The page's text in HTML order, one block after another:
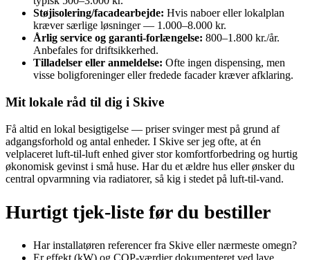
Støjisolering/facadearbejde: Hvis naboer eller lokalplan
kræver særlige løsninger — 1.000–8.000 kr.
Årlig service og garanti‑forlængelse: 800–1.800 kr./år.
Anbefales for driftsikkerhed.
Tilladelser eller anmeldelse: Ofte ingen dispensing, men
visse boligforeninger eller fredede facader kræver afklaring.
Mit lokale råd til dig i Skive
Få altid en lokal besigtigelse — priser svinger mest på grund af
adgangsforhold og antal enheder. I Skive ser jeg ofte, at én
velplaceret luft‑til‑luft enhed giver stor komfortforbedring og hurtig
økonomisk gevinst i små huse. Har du et ældre hus eller ønsker du
central opvarmning via radiatorer, så kig i stedet på luft‑til‑vand.
Hurtigt tjek‑liste før du bestiller
Har installatøren referencer fra Skive eller nærmeste omegn?